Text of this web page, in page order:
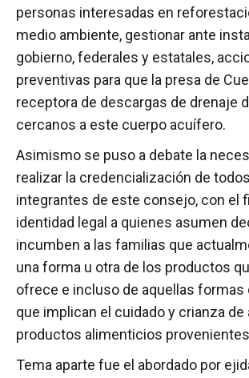
personas interesadas en
medio ambiente, gestionar ante
gobierno, federales y estatales,
preventivas para que la presa de
receptora de descargas de drenaje
cercanos a este cuerpo acuífero.
Asimismo se puso a debate la
realizar la credencialización de
integrantes de este consejo, con el
identidad legal a quienes asumen
incumben a las familias que
una forma u otra de los productos
ofrece e incluso de aquellas formas
que implican el cuidado y crianza de
productos alimenticios
Tema aparte fue el abordado por